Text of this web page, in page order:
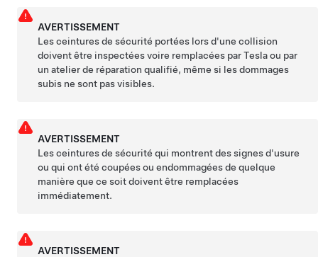
AVERTISSEMENT
Les ceintures de sécurité portées lors d'une collision
doivent être inspectées voire remplacées par Tesla ou par
un atelier de réparation qualifié, même si les dommages
subis ne sont pas visibles.
AVERTISSEMENT
Les ceintures de sécurité qui montrent des signes d'usure
ou qui ont été coupées ou endommagées de quelque
manière que ce soit doivent être remplacées
immédiatement.
AVERTISSEMENT